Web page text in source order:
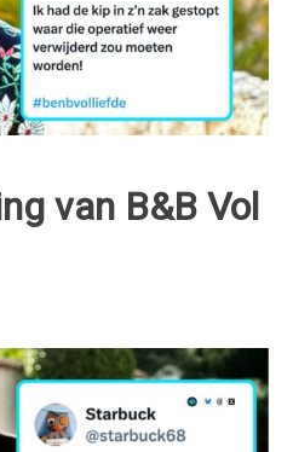
van B&B Vol